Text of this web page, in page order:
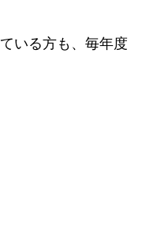
いる方も、毎年度